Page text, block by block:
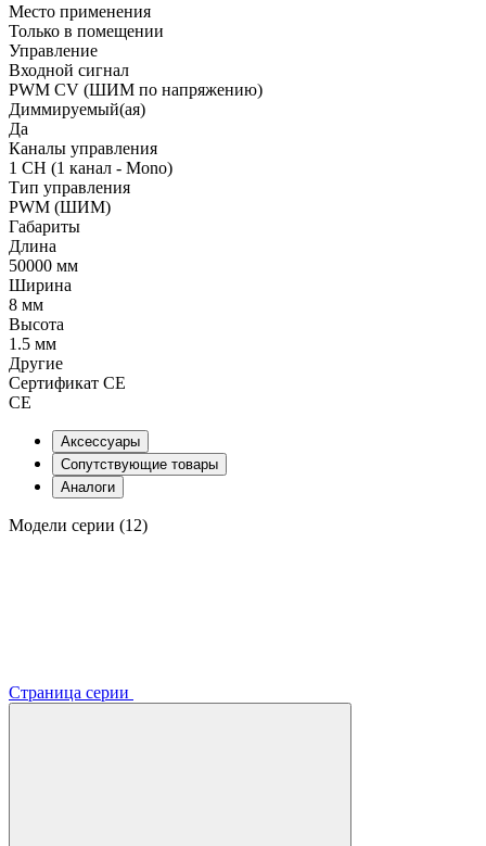
Место применения
Только в помещении
Управление
Входной сигнал
PWM СV (ШИМ по напряжению)
Диммируемый(ая)
Да
Каналы управления
1 CH (1 канал - Mono)
Тип управления
PWM (ШИМ)
Габариты
Длина
50000 мм
Ширина
8 мм
Высота
1.5 мм
Другие
Сертификат CE
CE
Аксессуары
Сопутствующие товары
Аналоги
Модели серии (12)
Страница серии